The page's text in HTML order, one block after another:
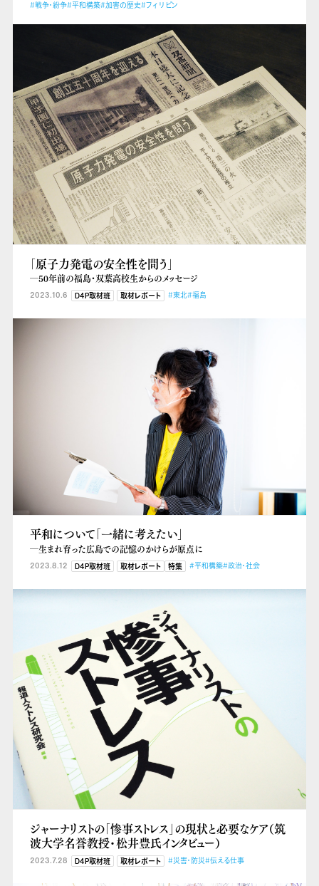
#戦争・紛争#平和構築#加害の歴史#フィリピン
「原子力発電の安全性を問う」
―50年前の福島・双葉高校生からのメッセージ
2023.10.6 D4P取材班 取材レポート #東北#福島
平和について「一緒に考えたい」
―生まれ育った広島での記憶のかけらが原点に
2023.8.12 D4P取材班 取材レポート 特集 #平和構築#政治・社会
ジャーナリストの「惨事ストレス」の現状と必要なケア（筑
波大学名誉教授・松井豊氏インタビュー）
2023.7.28 D4P取材班 取材レポート #災害・防災#伝える仕事